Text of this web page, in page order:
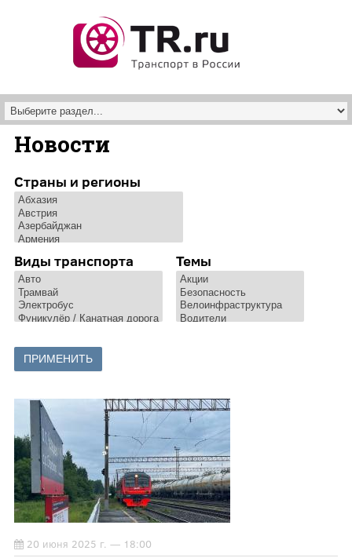
Новости
Страны и регионы
Виды транспорта Темы
20 июня 2025 г. — 18:00